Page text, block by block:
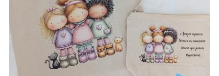
moedas para amigas e gatos – vários
modelos